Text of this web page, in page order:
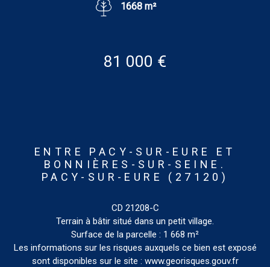
1668 m²
81 000 €
ENTRE PACY-SUR-EURE ET
BONNIÈRES-SUR-SEINE.
PACY-SUR-EURE (27120)
CD 21208-C
Terrain à bâtir situé dans un petit village.
Surface de la parcelle : 1 668 m²
Les informations sur les risques auxquels ce bien est exposé
sont disponibles sur le site : www.georisques.gouv.fr